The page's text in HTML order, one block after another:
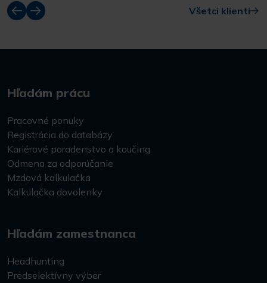
Všetci klienti
Hľadám prácu
Pracovné ponuky
Registrácia do databázy
Kariérové poradenstvo a koučing
Odmena za odporúčanie
Mzdová kalkulačka
Kalkulačka dovolenky
Hľadám zamestnanca
Headhunting
Predselektívny výber